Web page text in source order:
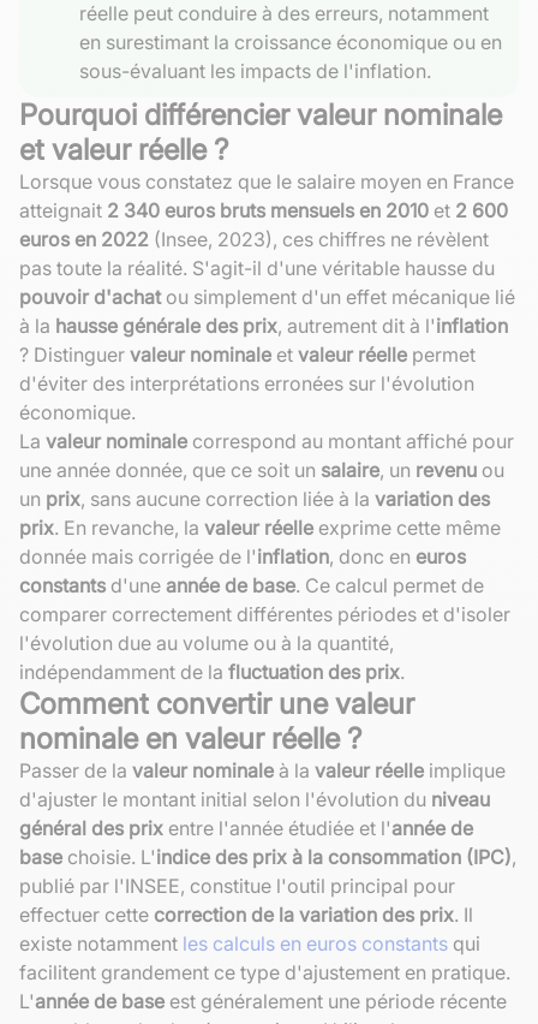
réelle peut conduire à des erreurs, notamment
en surestimant la croissance économique ou en
sous-évaluant les impacts de l'inflation.
Pourquoi différencier valeur nominale
et valeur réelle ?
Lorsque vous constatez que le salaire moyen en France
atteignait 2 340 euros bruts mensuels en 2010 et 2 600
euros en 2022 (Insee, 2023), ces chiffres ne révèlent
pas toute la réalité. S'agit-il d'une véritable hausse du
pouvoir d'achatou simplement d'un effet mécanique lié
à la hausse générale des prix, autrement dit à l'inflation
? Distinguer valeur nominale et valeur réelle permet
d'éviter des interprétations erronées sur l'évolution
économique.
La valeur nominale correspond au montant affiché pour
une année donnée, que ce soit un salaire, un revenu ou
un prix, sans aucune correction liée à la variation des
prix. En revanche, la valeur réelle exprime cette même
donnée mais corrigée de l'inflation, donc en euros
constants d'une année de base. Ce calcul permet de
comparer correctement différentes périodes et d'isoler
l'évolution due au volume ou à la quantité,
indépendamment de la fluctuation des prix.
Comment convertir une valeur
nominale en valeur réelle ?
Passer de la valeur nominale à la valeur réelle implique
d'ajuster le montant initial selon l'évolution du niveau
général des prix entre l'année étudiée et l'année de
base choisie. L'indice des prix à la consommation (IPC),
publié par l'INSEE, constitue l'outil principal pour
effectuer cette correction de la variation des prix. Il
existe notamment les calculs en euros constants qui
facilitent grandement ce type d'ajustement en pratique.
L'année de base est généralement une période récente